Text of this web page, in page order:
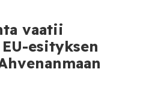
vaatii
esityksen